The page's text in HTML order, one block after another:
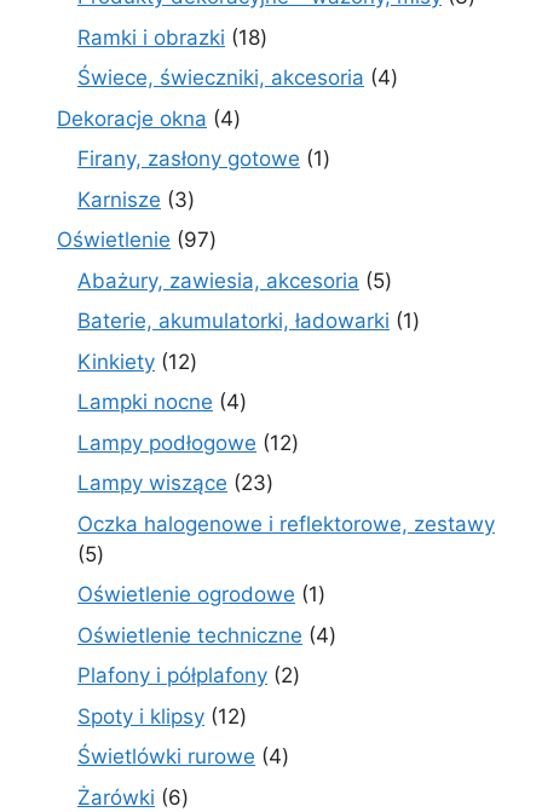
Ramki i obrazki 1818
produktów
Świece, świeczniki, akcesoria 44
Dekoracje okna 44
produkty
Firany, zasłony gotowe 11
Karnisze 33
produkty
Oświetlenie 9797
produktów
Abażury, zawiesia, akcesoria 55
produktów
Baterie, akumulatorki, ładowarki 11
Kinkiety 1212
produktów
Lampki nocne 44
produkty
Lampy podłogowe 1212
Lampy wiszące 2323
produkty
Oczka halogenowe i reflektorowe, zestawy
55
produktów
Oświetlenie ogrodowe 11
produkt
Oświetlenie techniczne 44
Plafony i półplafony 22
Spoty i klipsy 1212
produktów
Świetlówki rurowe 44
Żarówki 66